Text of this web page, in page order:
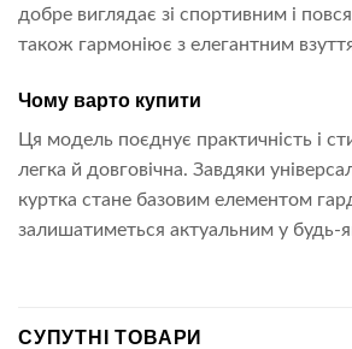
добре виглядає зі спортивним і
також гармоніює з елегантним
Чому варто купити
Ця модель поєднує практичність і
легка й довговічна. Завдяки
куртка стане базовим елементом
залишатиметься актуальним у будь-
СУПУТНІ ТОВАРИ